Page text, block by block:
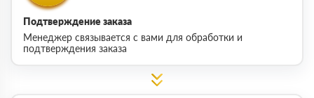
Подтверждение заказа
Менеджер связывается с вами для обработки и
подтверждения заказа